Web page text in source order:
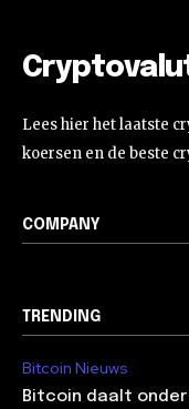
Lees hier het laatste
koersen en de beste
COMPANY
TRENDING
Bitcoin Nieuws
Bitcoin daalt onder